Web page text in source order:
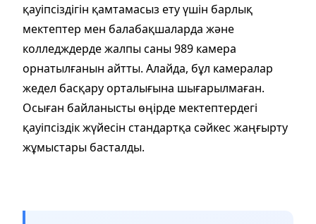
қауіпсіздігін қамтамасыз ету үшін барлық
мектептер мен балабақшаларда және
колледждерде жалпы саны 989 камера
орнатылғанын айтты. Алайда, бұл камералар
жедел басқару орталығына шығарылмаған.
Осыған байланысты өңірде мектептердегі
қауіпсіздік жүйесін стандартқа сәйкес жаңғырту
жұмыстары басталды.